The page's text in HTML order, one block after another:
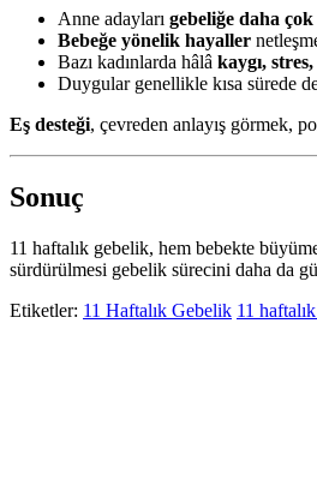
Anne adayları gebeliğe daha çok
Bebeğe yönelik hayaller
Bazı kadınlarda hâlâ kaygı,
Duygular genellikle kısa sürede
Eş desteği, çevreden anlayış görmek,
Sonuç
11 haftalık gebelik, hem bebekte
sürdürülmesi gebelik sürecini daha da
Etiketler: 11 Haftalık Gebelik 11